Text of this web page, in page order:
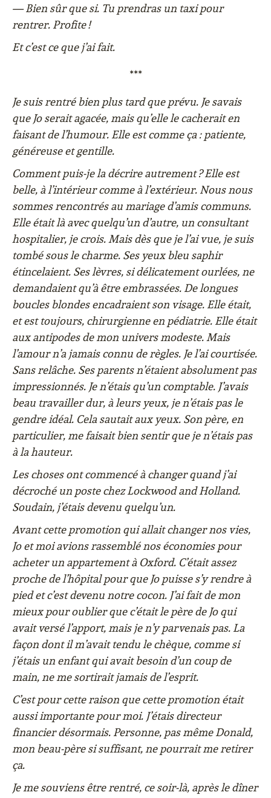
— Bien sûr que si. Tu prendras un taxi pour
rentrer. Profite !
Et c’est ce que j’ai fait.
***
Je suis rentré bien plus tard que prévu. Je savais
que Jo serait agacée, mais qu’elle le cacherait en
faisant de l’humour. Elle est comme ça : patiente,
généreuse et gentille.
Comment puis-je la décrire autrement ? Elle est
belle, à l’intérieur comme à l’extérieur. Nous nous
sommes rencontrés au mariage d’amis communs.
Elle était là avec quelqu’un d’autre, un consultant
hospitalier, je crois. Mais dès que je l’ai vue, je suis
tombé sous le charme. Ses yeux bleu saphir
étincelaient. Ses lèvres, si délicatement ourlées, ne
demandaient qu’à être embrassées. De longues
boucles blondes encadraient son visage. Elle était,
et est toujours, chirurgienne en pédiatrie. Elle était
aux antipodes de mon univers modeste. Mais
l’amour n’a jamais connu de règles. Je l’ai courtisée.
Sans relâche. Ses parents n’étaient absolument pas
impressionnés. Je n’étais qu’un comptable. J’avais
beau travailler dur, à leurs yeux, je n’étais pas le
gendre idéal. Cela sautait aux yeux. Son père, en
particulier, me faisait bien sentir que je n’étais pas
à la hauteur.
Les choses ont commencé à changer quand j’ai
décroché un poste chez Lockwood and Holland.
Soudain, j’étais devenu quelqu’un.
Avant cette promotion qui allait changer nos vies,
Jo et moi avions rassemblé nos économies pour
acheter un appartement à Oxford. C’était assez
proche de l’hôpital pour que Jo puisse s’y rendre à
pied et c’est devenu notre cocon. J’ai fait de mon
mieux pour oublier que c’était le père de Jo qui
avait versé l’apport, mais je n’y parvenais pas. La
façon dont il m’avait tendu le chèque, comme si
j’étais un enfant qui avait besoin d’un coup de
main, ne me sortirait jamais de l’esprit.
C’est pour cette raison que cette promotion était
aussi importante pour moi. J’étais directeur
financier désormais. Personne, pas même Donald,
mon beau-père si suffisant, ne pourrait me retirer
ça.
Je me souviens être rentré, ce soir-là, après le dîner